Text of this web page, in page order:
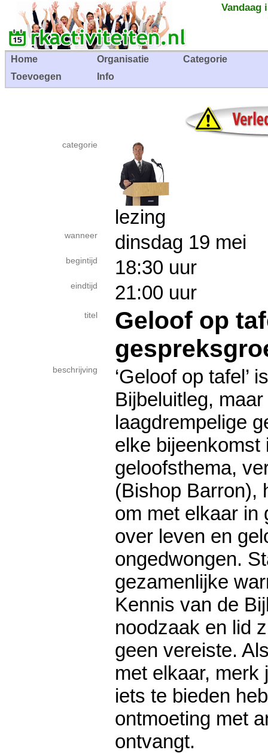
Vandaag
Home Organisatie
Categorie
Toevoegen
Info
categorie
lezing
wanneer dinsdag 19 mei
begintijd 18:30 uur
eindtijd 21:00 uur
titel
Geloof op
beschrijving
‘Geloof op tafel’
Bijbeluitleg,
laagdrempelige
elke bijeenkomst
geloofsthema,
(Bishop Barron),
om met elkaar in
over leven en
ongedwongen.
gezamenlijke
Kennis van de
noodzaak en lid
geen vereiste.
met elkaar, merk
iets te bieden
ontmoeting met
ontvangt.